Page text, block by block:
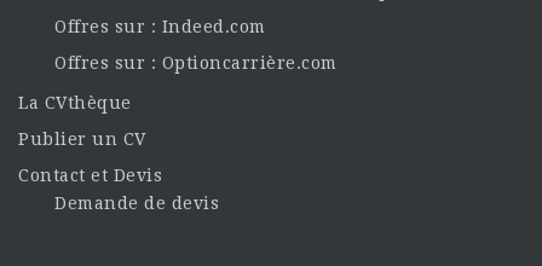
Offres sur : Indeed.com
Offres sur : Optioncarrière.com
La CVthèque
Publier un CV
Contact et Devis
Demande de devis